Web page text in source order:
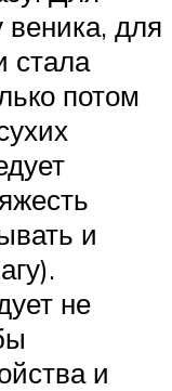
веника, для
стала
потом
и
не
и